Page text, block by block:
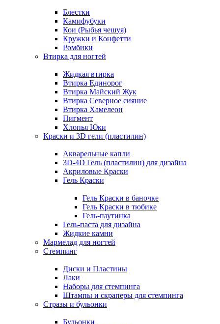
Блестки
Камифубуки
Кои (Рыбья чешуя)
Кружки и Конфетти
Ромбики
Втирка для ногтей
Жидкая втирка
Втирка Единорог
Втирка Майский Жук
Втирка Северное сияние
Втирка Хамелеон
Пигмент
Хлопья Юки
Краски и 3D гели (пластилин)
Акварельные капли
3D-4D Гель (пластилин) для дизайна
Акриловые Краски
Гель Краски
Гель Краски в баночке
Гель Краски в тюбике
Гель-паутинка
Гель-паста для дизайна
Жидкие камни
Мармелад для ногтей
Стемпинг
Диски и Пластины
Лаки
Наборы для стемпинга
Штампы и скраперы для стемпинга
Стразы и бульонки
Бульонки